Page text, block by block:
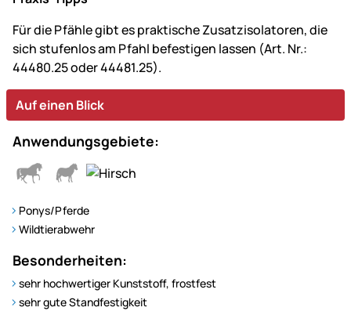
Für die Pfähle gibt es praktische Zusatzisolatoren, die
sich stufenlos am Pfahl befestigen lassen (Art. Nr.:
44480.25 oder 44481.25).
Auf einen Blick
Anwendungsgebiete:
Ponys/Pferde
Wildtierabwehr
Besonderheiten:
sehr hochwertiger Kunststoff, frostfest
sehr gute Standfestigkeit